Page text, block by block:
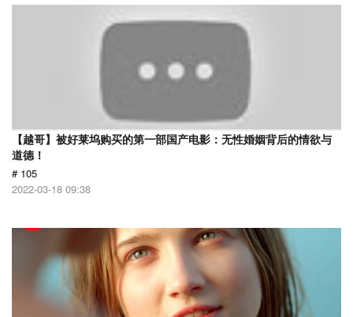
【越哥】被好莱坞购买的第一部国产电影：无性婚姻背后的情欲与
道德！
# 105
2022-03-18 09:38